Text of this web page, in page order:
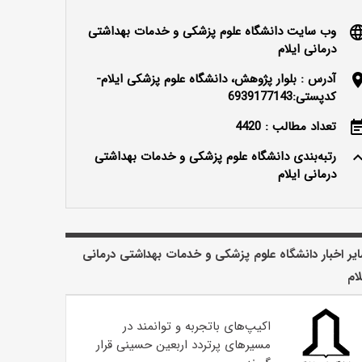
وب سایت دانشگاه علوم پزشکی و خدمات بهداشتی
درمانی ایلام
آدرس : بلوار پژوهش، دانشگاه علوم پزشکی ایلام-
کدپستی:6939177143
تعداد مطالب : 4420
keyboard_arrow_up
رتبه‌بندی دانشگاه علوم پزشکی و خدمات بهداشتی
درمانی ایلام
اخبار دانشگاه علوم پزشکی و خدمات بهداشتی درمانی
اکیپ‌های باتجربه و توانمند در
مسیرهای پرتردد اربعین حسینی قرار